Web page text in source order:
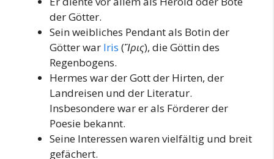
der Götter.
Sein weibliches Pendant als Botin der
Götter war Iris (Ἴρις), die Göttin des
Regenbogens.
Hermes war der Gott der Hirten, der
Landreisen und der Literatur.
Insbesondere war er als Förderer der
Poesie bekannt.
Seine Interessen waren vielfältig und breit
gefächert.